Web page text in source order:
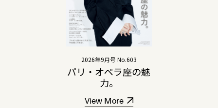
2026年9月号 No.603
パリ・オペラ座の魅
力。
View More